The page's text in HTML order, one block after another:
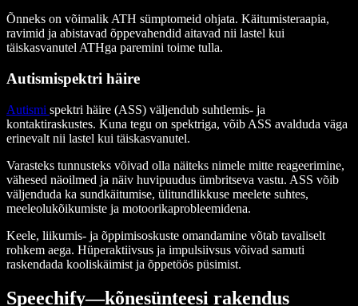
Õnneks on võimalik ATH sümptomeid ohjata. Käitumisteraapia,
ravimid ja abistavad õppevahendid aitavad nii lastel kui
täiskasvanutel ATHga paremini toime tulla.
Autismispektri häire
Autismi spektri häire (ASS) väljendub suhtlemis- ja
kontaktiraskustes. Kuna tegu on spektriga, võib ASS avalduda väga
erinevalt nii lastel kui täiskasvanutel.
Varasteks tunnusteks võivad olla näiteks nimele mitte reageerimine,
vähesed näoilmed ja näiv huvipuudus ümbritseva vastu. ASS võib
väljenduda ka sundkäitumise, ülitundlikkuse meelete suhtes,
meeleolukõikumiste ja motoorikaprobleemidena.
Keele, liikumis- ja õppimisoskuste omandamine võtab tavaliselt
rohkem aega. Hüperaktiivsus ja impulsiivsus võivad samuti
raskendada kooliskäimist ja õppetöös püsimist.
Speechify—kõnesünteesi rakendus